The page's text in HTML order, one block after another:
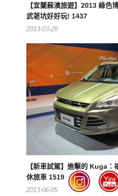
【宜蘭蘇澳旅遊】2013 綠色
武荖坑好好玩! 1437
2013-03-29
【新車試駕】進擊的 Kuga：
休旅車 1519
2013-06-05